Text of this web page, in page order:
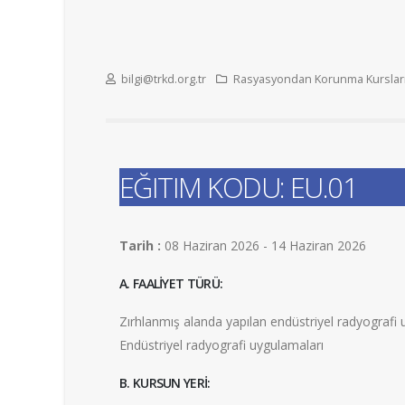
bilgi@trkd.org.tr Rasyasyondan Korunma Kursları
EĞITIM KODU: EU.01
Tarih : 08 Haziran 2026 - 14 Haziran 2026
A. FAALİYET TÜRÜ:
Zırhlanmış alanda yapılan endüstriyel radyografi
Endüstriyel radyografi uygulamaları
B. KURSUN YERİ: